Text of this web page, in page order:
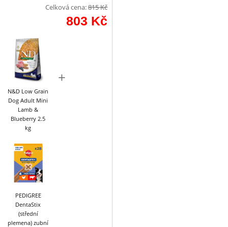
Celková cena:815Kč
803 Kč
N&D Low Grain
Dog Adult Mini
Lamb &
Blueberry 2.5
kg
+
PEDIGREE
DentaStix
(střední
plemena) zubní